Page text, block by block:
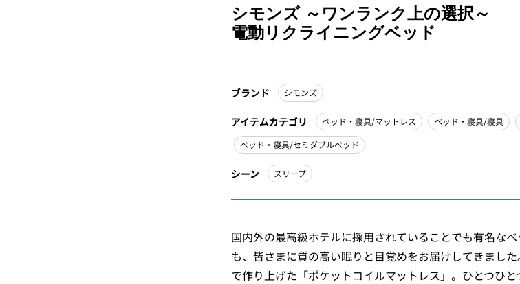
シモンズ ～ワンランク上の選択～
電動リクライニングベッド
ブランド シモンズ
アイテムカテゴリ ベッド・寝具/マットレス ベッド・寝具/寝具
ベッド・寝具/セミダブルベッド
シーン スリープ
国内外の最高級ホテルに採用されていることでも有名な
も、皆さまに質の高い眠りと目覚めをお届けしてきまし
で作り上げた「ポケットコイルマットレス」。ひとつひと